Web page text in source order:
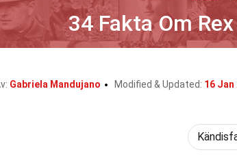
34 Fakta Om
Gabriela Mandujano Modified & Updated: 16 Jan